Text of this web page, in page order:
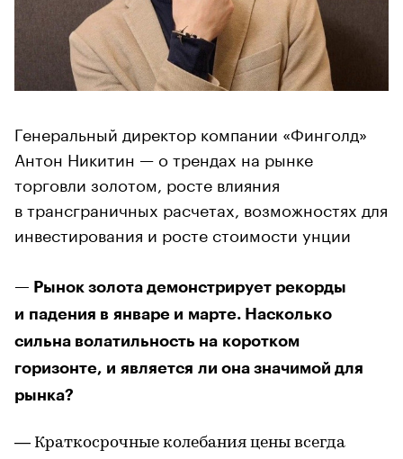
Генеральный директор компании «Финголд»
Антон Никитин — о трендах на рынке
торговли золотом, росте влияния
в трансграничных расчетах, возможностях для
инвестирования и росте стоимости унции
— Рынок золота демонстрирует рекорды
и падения в январе и марте. Насколько
сильна волатильность на коротком
горизонте, и является ли она значимой для
рынка?
— Краткосрочные колебания цены всегда